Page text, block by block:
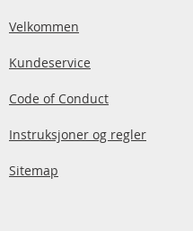
Velkommen
Kundeservice
Code of Conduct
Instruksjoner og regler
Sitemap